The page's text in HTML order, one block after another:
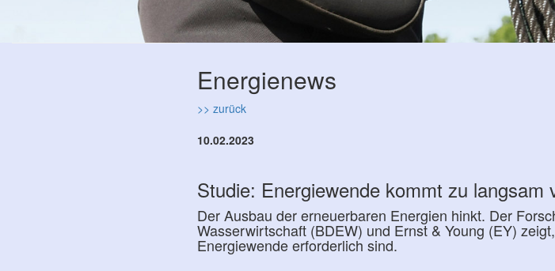
Energienews
>> zurück
10.02.2023
Studie: Energiewende kommt zu langsam
Der Ausbau der erneuerbaren Energien hinkt. Der
Wasserwirtschaft (BDEW) und Ernst & Young (EY)
Energiewende erforderlich sind.